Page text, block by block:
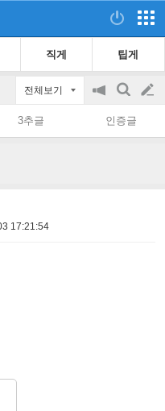
직게 팁게
전체보기
공
on/off
검
색
글
쓰
3추글 인증글
17:21:54